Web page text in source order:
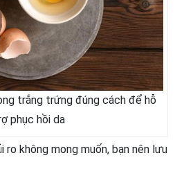
trắng trứng đúng cách để hỗ
phục hồi da
ro không mong muốn, bạn nên lưu